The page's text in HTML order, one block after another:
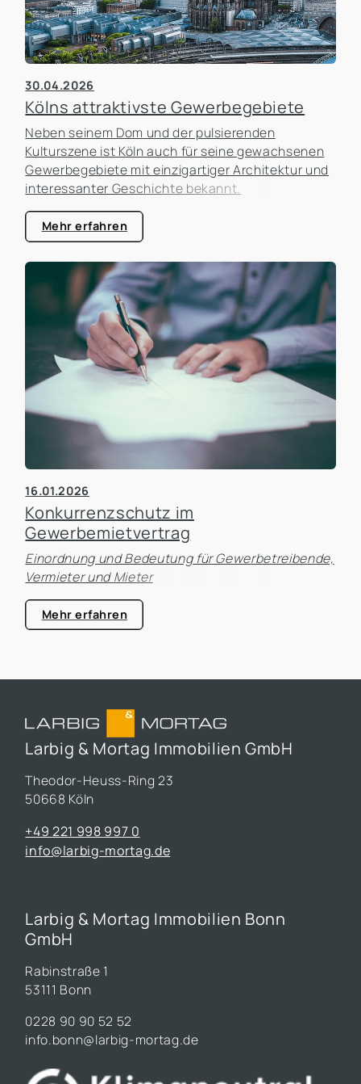
30.04.2026
Kölns attraktivste Gewerbegebiete
Neben seinem Dom und der pulsierenden
Kulturszene ist Köln auch für seine gewachsenen
Gewerbegebiete mit einzigartiger Architektur und
interessanter Geschichte bekannt.
Mehr erfahren
16.01.2026
Konkurrenzschutz im
Gewerbemietvertrag
Einordnung und Bedeutung für Gewerbetreibende,
Vermieter und Mieter
Mehr erfahren
Larbig & Mortag Immobilien GmbH
Theodor-Heuss-Ring 23
50668 Köln
+49 221 998 997 0
info@larbig-mortag.de
Larbig & Mortag Immobilien Bonn
GmbH
Rabinstraße 1
53111 Bonn
0228 90 90 52 52
info.bonn@larbig-mortag.de